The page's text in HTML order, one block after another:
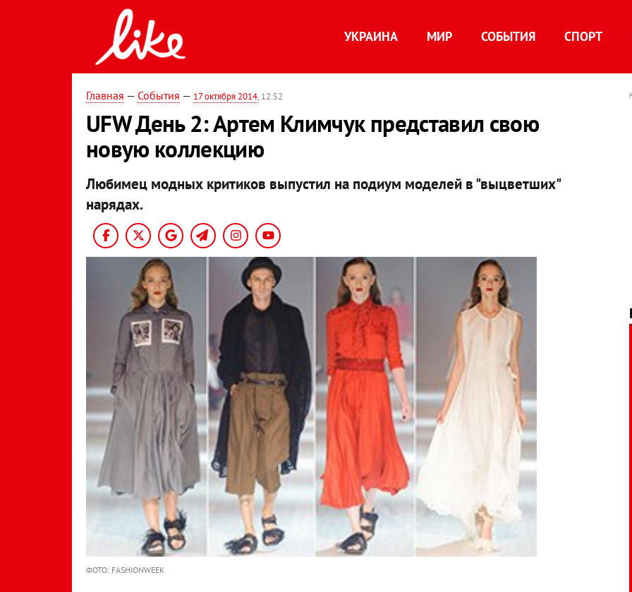
УКРАИНА МИР СОБЫТИЯ СПОРТ
Главная — События — 17 октября 2014, 12:52
UFW День 2: Артем Климчук представил свою
новую коллекцию
Любимец модных критиков выпустил на подиум моделей в "выцветших"
нарядах.
ФОТО: FASHIONWEEK